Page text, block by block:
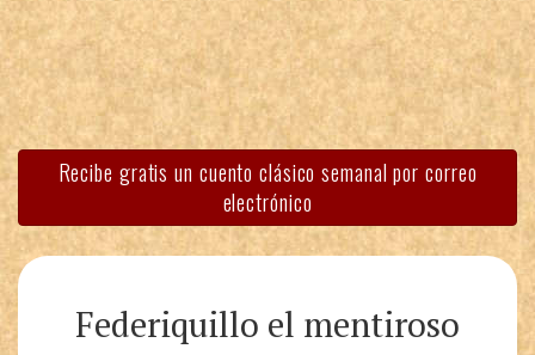
Recibe gratis un cuento clásico semanal por correo
electrónico
Federiquillo el mentiroso